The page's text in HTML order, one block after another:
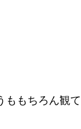
ももちろん観て